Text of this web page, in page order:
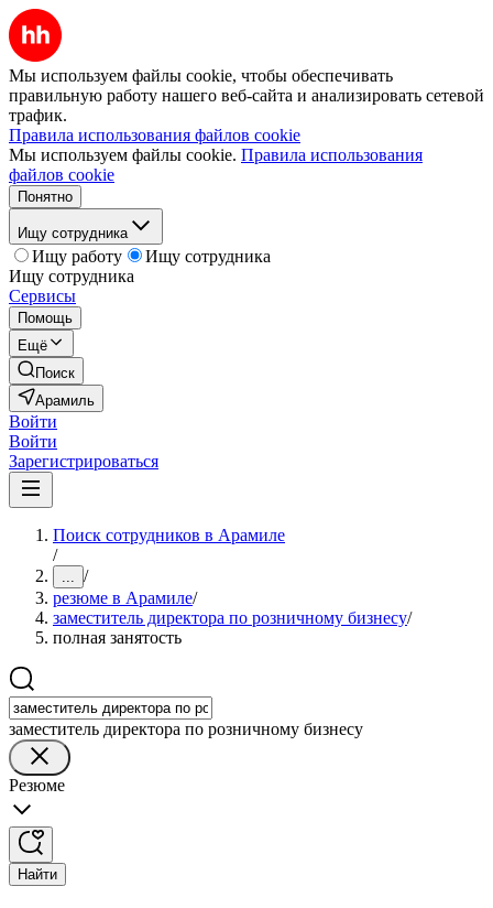
Мы используем файлы cookie, чтобы обеспечивать
правильную работу нашего веб-сайта и анализировать сетевой
трафик.
Правила использования файлов cookie
Мы используем файлы cookie. Правила использования
файлов cookie
Понятно
Ищу сотрудника
Ищу работу
Ищу сотрудника
Ищу сотрудника
Сервисы
Помощь
Ещё
Поиск
Арамиль
Войти
Войти
Зарегистрироваться
Поиск сотрудников в Арамиле
/
... /
резюме в Арамиле/
заместитель директора по розничному бизнесу/
полная занятость
заместитель директора по розничному бизнесу
Резюме
Найти